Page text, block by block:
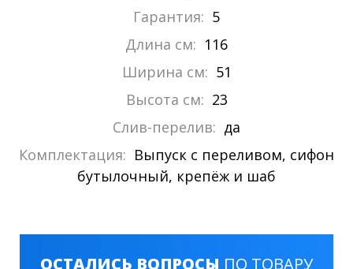
Гарантия: 5
Длина см: 116
Ширина см: 51
Высота см: 23
Слив-перелив: да
Комплектация: Выпуск с переливом, сифон
бутылочный, крепёж и шаб
ОСТАЛИСЬ ВОПРОСЫ ПО ТОВАРУ